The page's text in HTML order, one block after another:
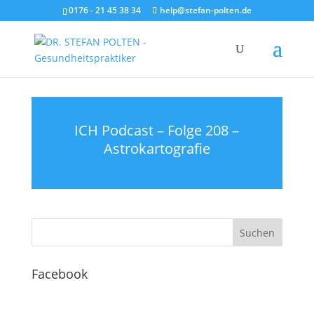
0176 - 21 45 38 34 help@stefan-polten.de
ICH Podcast – Folge 208 –
Astrokartografie
Facebook